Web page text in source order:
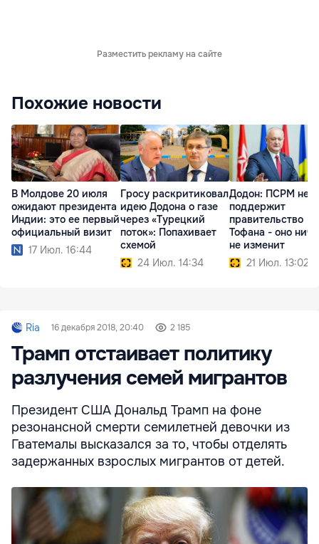
Разместить рекламу на сайте
Похожие новости
В Молдове 20 июля
ожидают президента
Индии: это ее первый
официальный визит
17 Июл. 16:44
Гросу раскритиковал
идею Додона о газе
через «Турецкий
поток»: Попахивает
схемой
24 Июл. 14:34
Додон: ПСРМ не
поддержит
правительство
Тофана - оно
не изменит
21 Июл. 13:02
Ria 16 декабря 2018, 20:40 2 185
Трамп отстаивает политику
разлучения семей мигрантов
Президент США Дональд Трамп на фоне
резонансной смерти семилетней девочки из
Гватемалы высказался за то, чтобы отделять
задержанных взрослых мигрантов от детей.